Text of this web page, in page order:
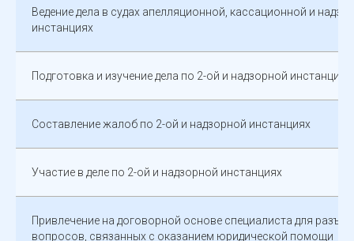
Ведение дела в судах апелляционной, кассационной и
инстанциях
Подготовка и изучение дела по 2-ой и надзорной инстанциях
Составление жалоб по 2-ой и надзорной инстанциях
Участие в деле по 2-ой и надзорной инстанциях
Привлечение на договорной основе специалиста для
вопросов, связанных с оказанием юридической помощи